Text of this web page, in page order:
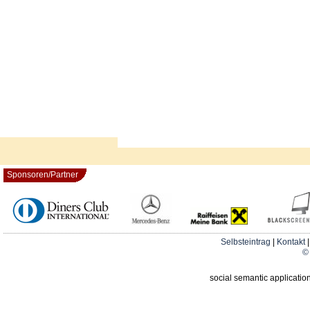
Sponsoren/Partner
Selbsteintrag Kontakt
©
social semantic